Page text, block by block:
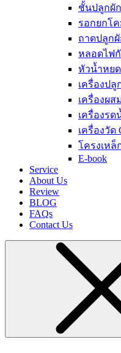
ชั้นปลูกผัก
รอกยกโ
ถาดปลูก
หลอดไฟ
หัวน้ำหยด
เครื่องปลู
เครื่องผ
เครื่องร
เครื่องวัด
โครงเหล็
E-book
Service
About Us
Review
BLOG
FAQs
Contact Us